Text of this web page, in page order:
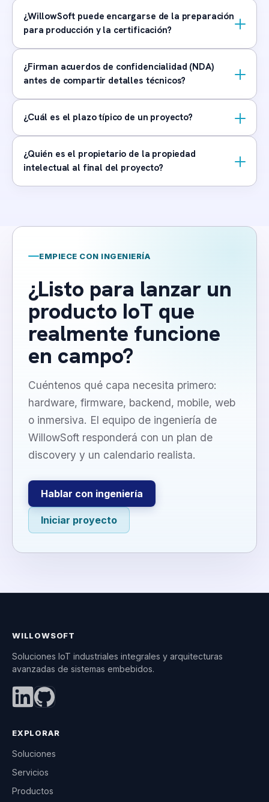
¿WillowSoft puede encargarse de la preparación
para producción y la certificación?
¿Firman acuerdos de confidencialidad (NDA)
antes de compartir detalles técnicos?
¿Cuál es el plazo típico de un proyecto?
¿Quién es el propietario de la propiedad
intelectual al final del proyecto?
EMPIECE CON INGENIERÍA
¿Listo para lanzar un
producto IoT que
realmente funcione
en campo?
Cuéntenos qué capa necesita primero:
hardware, firmware, backend, mobile, web
o inmersiva. El equipo de ingeniería de
WillowSoft responderá con un plan de
discovery y un calendario realista.
Hablar con ingeniería
Iniciar proyecto
WILLOWSOFT
Soluciones IoT industriales integrales y arquitecturas
avanzadas de sistemas embebidos.
EXPLORAR
Soluciones
Servicios
Productos